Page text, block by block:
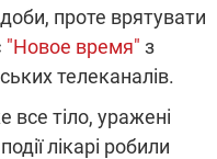
проте врятувати
"Новое время" з
телеканалів.
тіло, уражені
лікарі робили